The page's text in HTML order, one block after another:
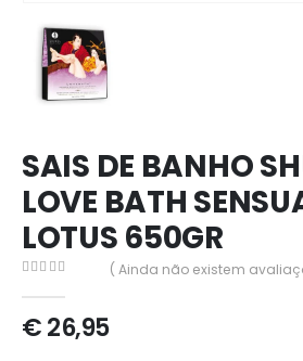
SAIS DE BANHO
LOVE BATH
LOTUS 650GR
( Ainda não existem
€26,95